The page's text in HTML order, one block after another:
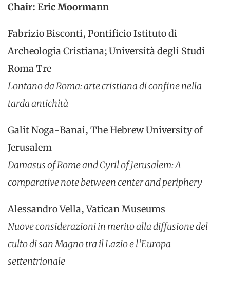
Chair: Eric Moormann
Fabrizio Bisconti, Pontificio Istituto di
Archeologia Cristiana; Università degli Studi
Roma Tre
Lontano da Roma: arte cristiana di confine nella
tarda antichità
Galit Noga-Banai, The Hebrew University of
Jerusalem
Damasus of Rome and Cyril of Jerusalem: A
comparative note between center and periphery
Alessandro Vella, Vatican Museums
Nuove considerazioni in merito alla diffusione del
culto di san Magno tra il Lazio e l’Europa
settentrionale